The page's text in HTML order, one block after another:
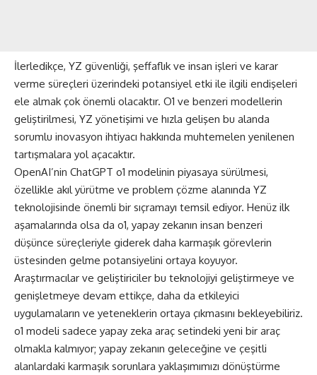
İlerledikçe, YZ güvenliği, şeffaflık ve insan işleri ve karar
verme süreçleri üzerindeki potansiyel etki ile ilgili endişeleri
ele almak çok önemli olacaktır. O1 ve benzeri modellerin
geliştirilmesi, YZ yönetişimi ve hızla gelişen bu alanda
sorumlu inovasyon ihtiyacı hakkında muhtemelen yenilenen
tartışmalara yol açacaktır.
OpenAI’nin ChatGPT o1 modelinin piyasaya sürülmesi,
özellikle akıl yürütme ve problem çözme alanında YZ
teknolojisinde önemli bir sıçramayı temsil ediyor. Henüz ilk
aşamalarında olsa da o1, yapay zekanın insan benzeri
düşünce süreçleriyle giderek daha karmaşık görevlerin
üstesinden gelme potansiyelini ortaya koyuyor.
Araştırmacılar ve geliştiriciler bu teknolojiyi geliştirmeye ve
genişletmeye devam ettikçe, daha da etkileyici
uygulamaların ve yeteneklerin ortaya çıkmasını bekleyebiliriz.
o1 modeli sadece yapay zeka araç setindeki yeni bir araç
olmakla kalmıyor; yapay zekanın geleceğine ve çeşitli
alanlardaki karmaşık sorunlara yaklaşımımızı dönüştürme